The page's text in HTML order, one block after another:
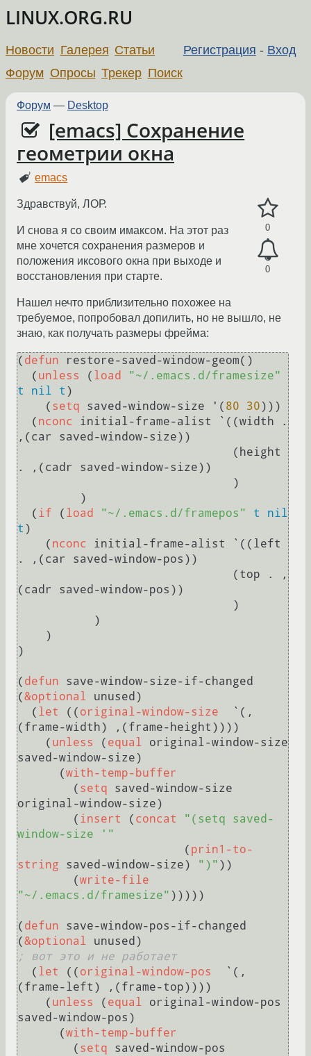
LINUX.ORG.RU
Регистрация - Вход
Новости Галерея Статьи
Форум Опросы Трекер Поиск
Форум — Desktop
[emacs] Сохранение
геометрии окна
emacs
0
0
Здравствуй, ЛОР.
И снова я со своим имаксом. На этот раз
мне хочется сохранения размеров и
положения иксового окна при выходе и
восстановления при старте.
Нашел нечто приблизительно похожее на
требуемое, попробовал допилить, но не вышло, не
знаю, как получать размеры фрейма:
( defun restore-saved-window-geom()
  (
unless ( load
"~/.emacs.d/framesize"
t
nil t )
    (
setq saved-window-size '( 80 30)))
  (
nconc
initial-frame-alist `((width .
,(car saved-window-size))
. ,(cadr saved-window-size))
  (
if ( load "~/.emacs.d/framepos" t
nil
t )
    (
nconc
initial-frame-alist `((left
. ,(car saved-window-pos))
(cadr saved-window-pos))
)
( defun save-window-size-if-changed
(&optional unused)
  (
let (( original-window-size
  `(,
(frame-width) ,(frame-height))))
    (
unless ( equal original-window-size
saved-window-size)
      (
with-temp-buffer
        (
setq saved-window-size
original-window-size)
        (
insert ( concat
"(setq saved-
window-size '"
                        (
prin1-to-
string saved-window-size) ")" ))
        (
write-file
"~/.emacs.d/framesize" )))))
( defun save-window-pos-if-changed
(&optional
; вот это и не работает
  (
let (( original-window-pos
  `(,
(frame-left) ,(frame-top))))
    (
unless ( equal original-window-pos
saved-window-pos)
      (
with-temp-buffer
        (
setq saved-window-pos